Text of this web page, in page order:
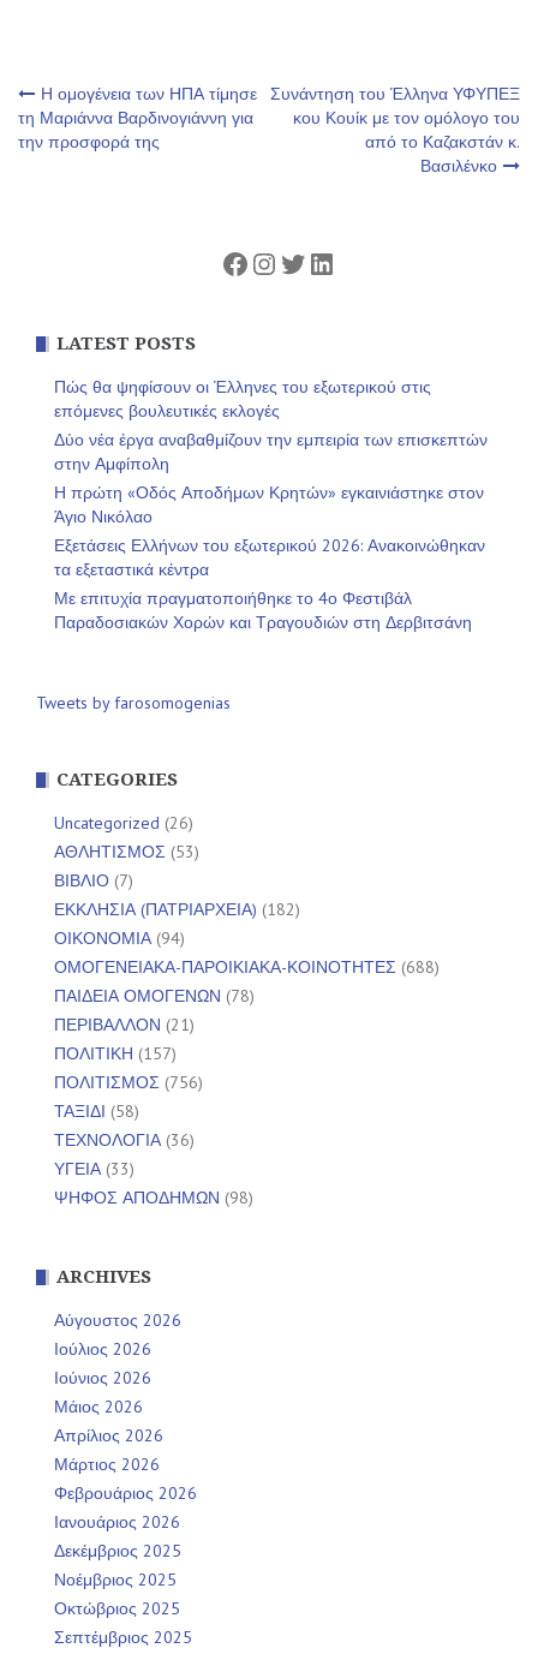
Πλοήγηση
άρθρων
Η ομογένεια των ΗΠΑ τίμησε
τη Μαριάννα Βαρδινογιάννη για
την προσφορά της
Συνάντηση του Έλληνα ΥΦΥΠΕΞ
κου Κουίκ με τον ομόλογο του
από το Καζακστάν κ.
Βασιλένκο
Facebook
Instagram
Twitter
Linkedin
LATEST POSTS
Πώς θα ψηφίσουν οι Έλληνες του εξωτερικού στις
επόμενες βουλευτικές εκλογές
Δύο νέα έργα αναβαθμίζουν την εμπειρία των επισκεπτών
στην Αμφίπολη
Η πρώτη «Οδός Αποδήμων Κρητών» εγκαινιάστηκε στον
Άγιο Νικόλαο
Εξετάσεις Ελλήνων του εξωτερικού 2026: Ανακοινώθηκαν
τα εξεταστικά κέντρα
Με επιτυχία πραγματοποιήθηκε το 4ο Φεστιβάλ
Παραδοσιακών Χορών και Τραγουδιών στη Δερβιτσάνη
Tweets by farosomogenias
CATEGORIES
Uncategorized (26)
ΑΘΛΗΤΙΣΜΟΣ (53)
ΒΙΒΛΙΟ (7)
ΕΚΚΛΗΣΙΑ (ΠΑΤΡΙΑΡΧΕΙΑ) (182)
ΟΙΚΟΝΟΜΙΑ(94)
ΟΜΟΓΕΝΕΙΑΚΑ-ΠΑΡΟΙΚΙΑΚΑ-ΚΟΙΝΟΤΗΤΕΣ (688)
ΠΑΙΔΕΙΑ ΟΜΟΓΕΝΩΝ (78)
ΠΕΡΙΒΑΛΛΟΝ (21)
ΠΟΛΙΤΙΚΗ (157)
ΠΟΛΙΤΙΣΜΟΣ (756)
ΤΑΞΙΔΙ (58)
ΤΕΧΝΟΛΟΓΙΑ(36)
ΥΓΕΙΑ(33)
ΨΗΦΟΣ ΑΠΟΔΗΜΩΝ (98)
ARCHIVES
Αύγουστος 2026
Ιούλιος 2026
Ιούνιος 2026
Μάιος 2026
Απρίλιος 2026
Μάρτιος 2026
Φεβρουάριος 2026
Ιανουάριος 2026
Δεκέμβριος 2025
Νοέμβριος 2025
Οκτώβριος 2025
Σεπτέμβριος 2025